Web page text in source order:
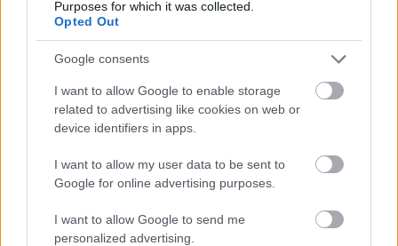
Purposes for which it was collected.
Opted Out
Google consents
I want to allow Google to enable storage
related to advertising like cookies on web or
device identifiers in apps.
I want to allow my user data to be sent to
Google for online advertising purposes.
I want to allow Google to send me
personalized advertising.